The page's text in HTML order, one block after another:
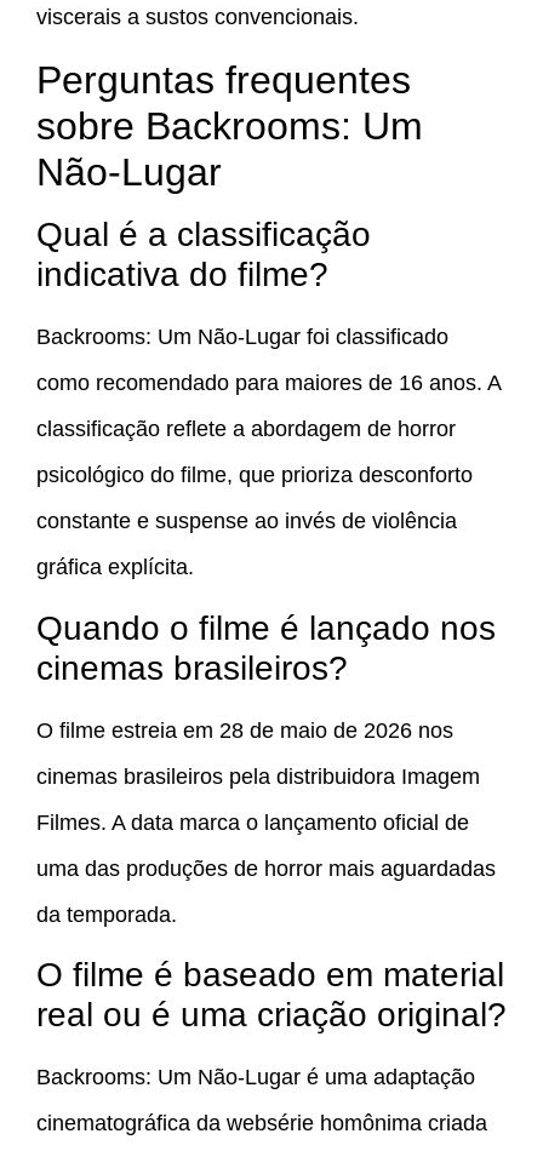
viscerais a sustos convencionais.
Perguntas frequentes
sobre Backrooms: Um
Não-Lugar
Qual é a classificação
indicativa do filme?
Backrooms: Um Não-Lugar foi classificado
como recomendado para maiores de 16 anos. A
classificação reflete a abordagem de horror
psicológico do filme, que prioriza desconforto
constante e suspense ao invés de violência
gráfica explícita.
Quando o filme é lançado nos
cinemas brasileiros?
O filme estreia em 28 de maio de 2026 nos
cinemas brasileiros pela distribuidora Imagem
Filmes. A data marca o lançamento oficial de
uma das produções de horror mais aguardadas
da temporada.
O filme é baseado em material
real ou é uma criação original?
Backrooms: Um Não-Lugar é uma adaptação
cinematográfica da websérie homônima criada